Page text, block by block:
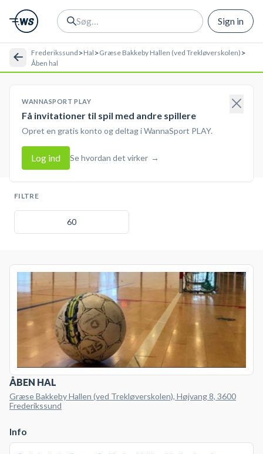
Sign in
Frederikssund >Hal >Græse Bakkeby Hallen (ved Trekløverskolen) >
Åben hal
WANNASPORT PLAY
Få invitationer til spil med andre spillere
Opret en gratis konto og deltag i WannaSport PLAY.
Log ind Se hvordan det virker →
FILTRE
60
ÅBEN HAL
Græse Bakkeby Hallen (ved Trekløverskolen), Højvang 8, 3600
Frederikssund
Info